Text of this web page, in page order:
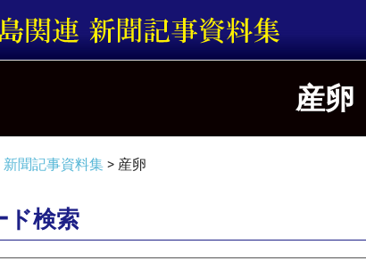
産卵
聞記事資料集>産卵
ド検索